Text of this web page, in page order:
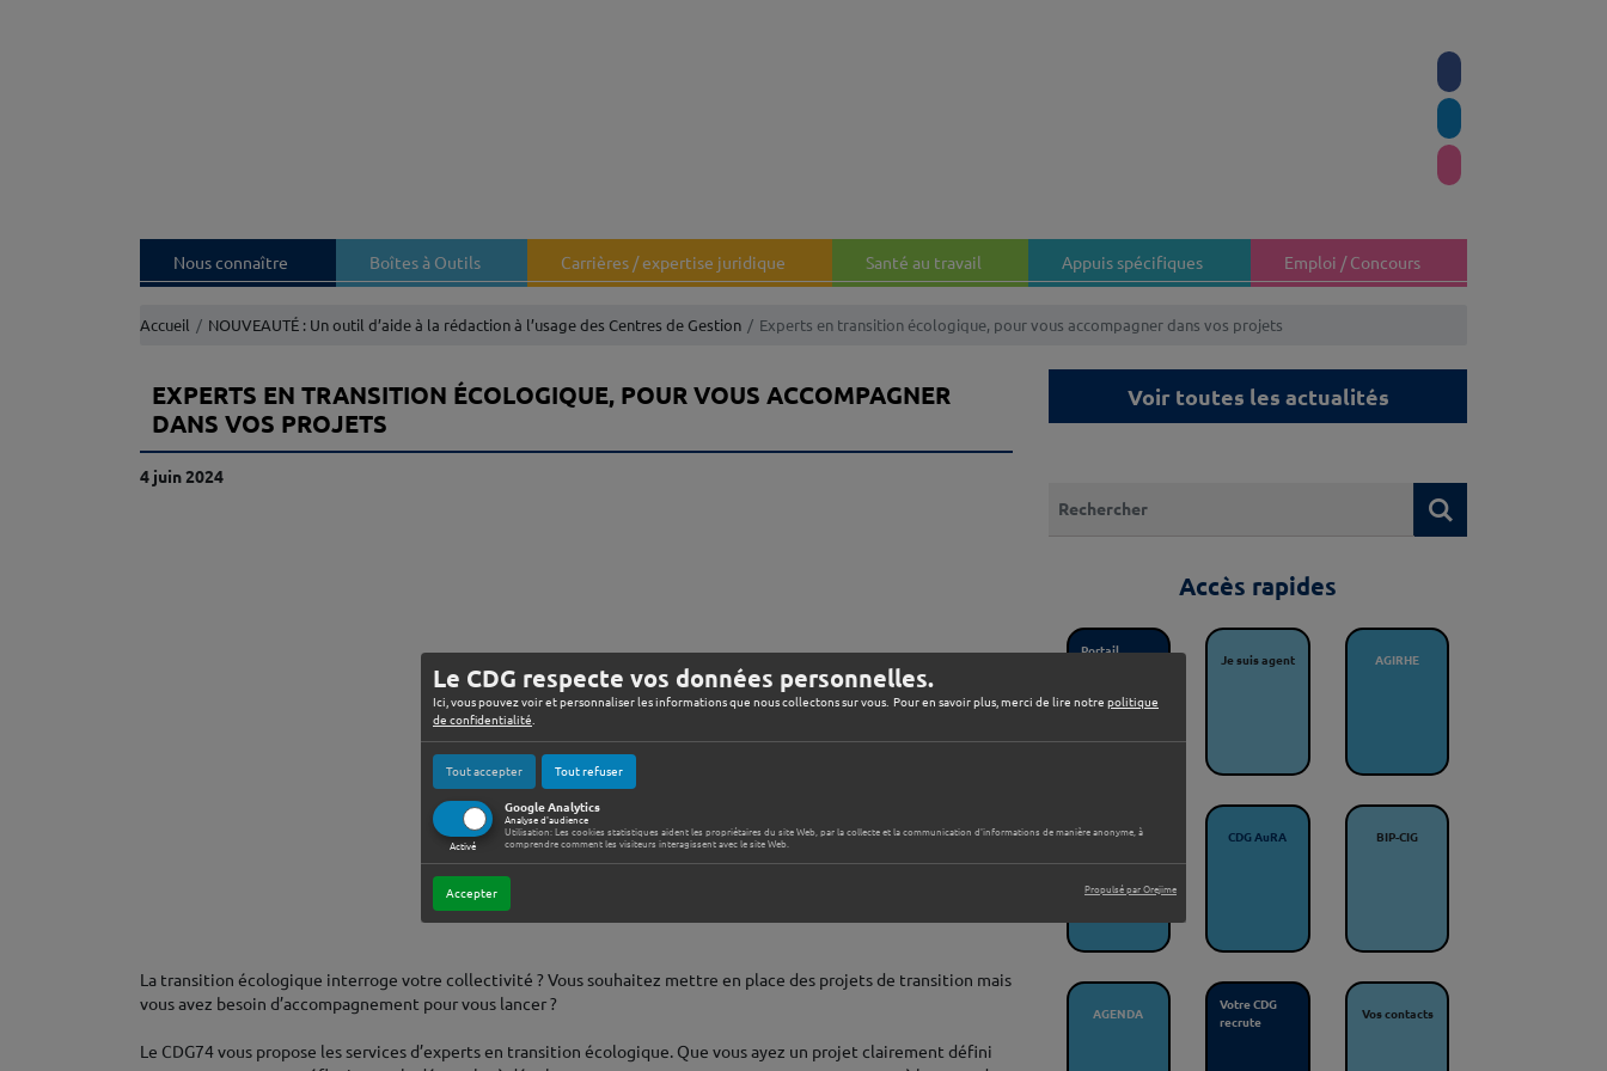
Le CDG respecte vos données personnelles.
Ici, vous pouvez voir et personnaliser les informations que nous collectons sur vous. Pour en savoir plus, merci de lire notre politique
de confidentialité
Tout accepter Tout refuser
Google Analytics
Activé
Analyse d'audience
Utilisation: Les cookies statistiques aident les propriétaires du site Web, par la collecte et la communication d'informations de manière anonyme, à
comprendre comment les visiteurs interagissent avec le site Web.
Accepter Propulsé par Orejime
Nous connaître Boîtes à Outils Carrières / expertise juridique Santé au travail Appuis spécifiques Emploi / Concours
Accueil NOUVEAUTÉ : Un outil d’aide à la rédaction à l’usage des Centres de Gestion Experts en transition écologique, pour vous accompagner dans vos projets
EXPERTS EN TRANSITION ÉCOLOGIQUE, POUR VOUS ACCOMPAGNER
DANS VOS PROJETS
4 juin 2024
La transition écologique interroge votre collectivité ? Vous souhaitez mettre en place des projets de transition mais
vous avez besoin d’accompagnement pour vous lancer ?
Le CDG74 vous propose les services d’experts en transition écologique. Que vous ayez un projet clairement défini
Voir toutes les actualités
Accès rapides
Portail
Je suis agent AGIRHE
Bourse de
CDG AuRA BIP-CIG
AGENDA
Votre CDG
recrute
Vos contacts